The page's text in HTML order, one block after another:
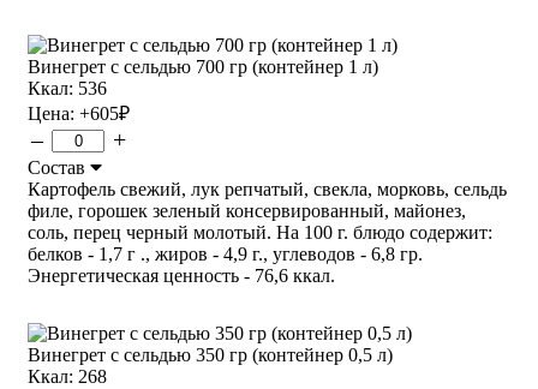
Винегрет с сельдью 700 гр (контейнер 1 л)
Ккал: 536
Цена: +605₽
– +
Состав
Картофель свежий, лук репчатый, свекла, морковь, сельдь
филе, горошек зеленый консервированный, майонез,
соль, перец черный молотый. На 100 г. блюдо содержит:
белков - 1,7 г ., жиров - 4,9 г., углеводов - 6,8 гр.
Энергетическая ценность - 76,6 ккал.
Винегрет с сельдью 350 гр (контейнер 0,5 л)
Ккал: 268